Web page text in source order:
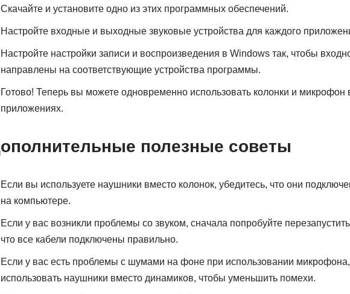
Скачайте и установите одно из этих программных обеспечений.
Настройте входные и выходные звуковые устройства для каждого
Настройте настройки записи и воспроизведения в Windows так, чтобы
направлены на соответствующие устройства программы.
Готово! Теперь вы можете одновременно использовать колонки и микрофон
приложениях.
полезные советы
Если вы используете наушники вместо колонок, убедитесь, что они
на компьютере.
Если у вас возникли проблемы со звуком, сначала попробуйте
что все кабели подключены правильно.
Если у вас есть проблемы с шумами на фоне при использовании
использовать наушники вместо динамиков, чтобы уменьшить помехи.